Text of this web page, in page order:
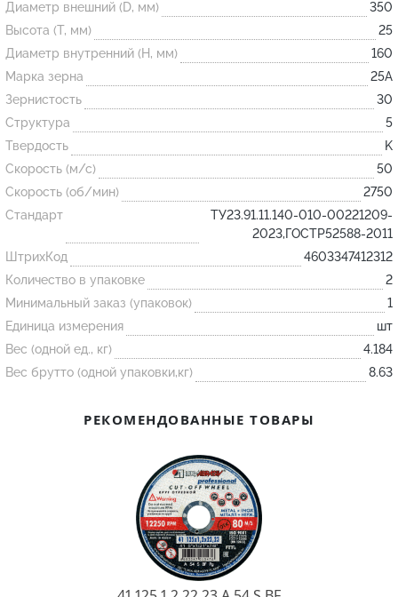
Огнеупорные
изделия
Скачать каталог
Тигель
Муфель
Черпак
Шербер
Трубка
Стержень
Пробка
Подставка
Лодочка
Контакт
Огнеупорная SiC смесь
Диаметр внешний (D, мм)
350
Высота (T, мм)
25
Диаметр внутренний (H, мм)
160
Марка зерна
25А
Зернистость
30
Структура
5
Твердость
K
Скорость (м/с)
50
Скорость (об/мин)
2750
Стандарт
ТУ23.91.11.140-010-00221209-
2023,ГОСТР52588-2011
ШтрихКод
4603347412312
Количество в упаковке
2
Минимальный заказ (упаковок)
1
Единица измерения
шт
Вес (одной ед., кг)
4.184
Вес брутто (одной упаковки,кг)
8.63
РЕКОМЕНДОВАННЫЕ ТОВАРЫ